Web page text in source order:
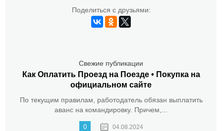
Поделиться с друзьями:
Свежие публикации
Как Оплатить Проезд на Поезде • Покупка на
официальном сайте
По текущим правилам, работодатель обязан выплатить
аванс на командировку. Причем,...
0 04.08.2024